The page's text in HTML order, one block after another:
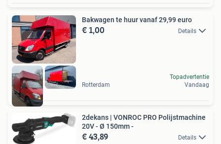
Bakwagen te huur vanaf 29,99 euro
€ 1,00 Details
Rotterdam
Topadvertentie
Vandaag
2dekans | VONROC PRO Polijstmachine
20V - Ø 150mm -
€ 43,89 Details